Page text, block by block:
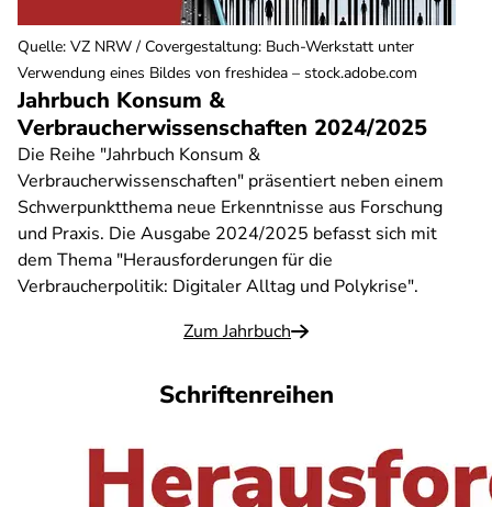
Jahrbuch Konsum &
Verbraucherwissenschaften 2024/2025
Die Reihe "Jahrbuch Konsum &
Verbraucherwissenschaften" präsentiert neben einem
Schwerpunktthema neue Erkenntnisse aus Forschung
und Praxis. Die Ausgabe 2024/2025 befasst sich mit
dem Thema "Herausforderungen für die
Verbraucherpolitik: Digitaler Alltag und Polykrise".
Zum Jahrbuch
Quelle: VZ NRW / Covergestaltung: Buch-Werkstatt unter
Verwendung eines Bildes von freshidea – stock.adobe.com
Schriftenreihen